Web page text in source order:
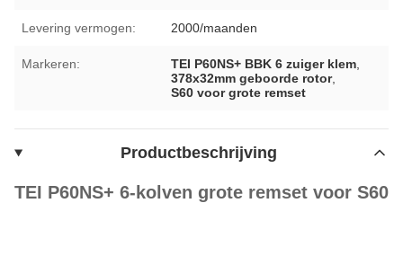
Levering vermogen: 2000/maanden
Markeren: TEI P60NS+ BBK 6 zuiger klem
378x32mm geboorde rotor,
S60 voor grote remset
Productbeschrijving
TEI P60NS+ 6-kolven grote remset voor S60